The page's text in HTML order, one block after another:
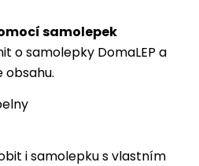
samolepek
o samolepky DomaLEP a
obsahu.
i samolepku s vlastním